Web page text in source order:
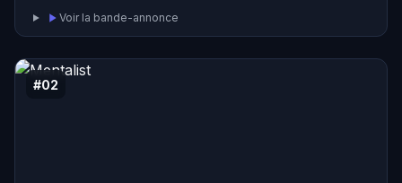
Voir la bande-annonce
#02